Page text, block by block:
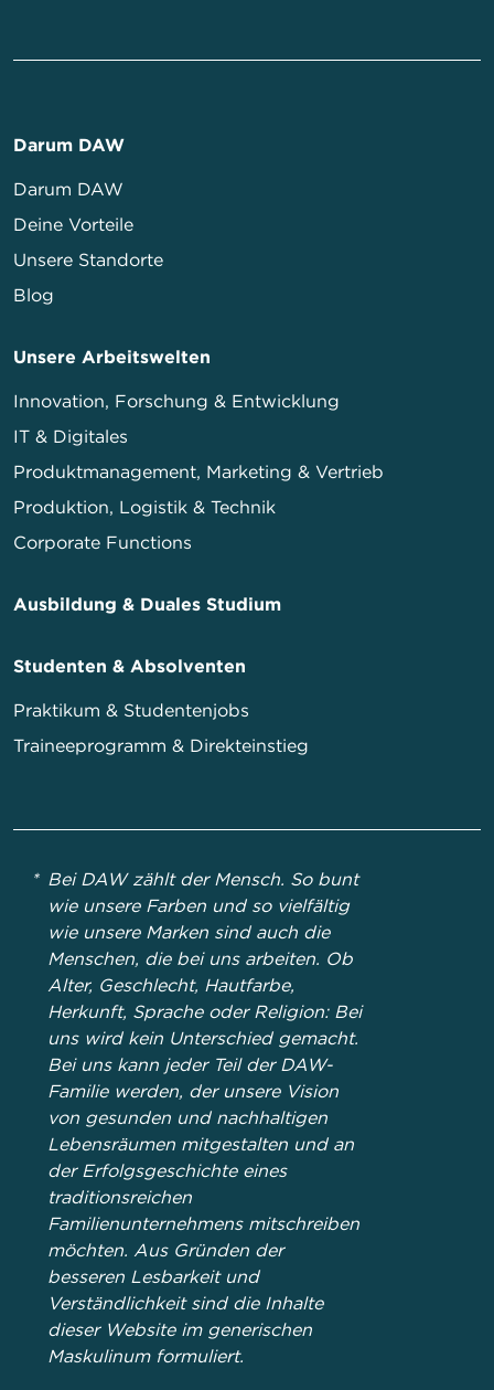
Darum DAW
Darum DAW
Deine Vorteile
Unsere Standorte
Blog
Unsere Arbeitswelten
Innovation, Forschung & Entwicklung
IT & Digitales
Produktmanagement, Marketing & Vertrieb
Produktion, Logistik & Technik
Corporate Functions
Ausbildung & Duales Studium
Studenten & Absolventen
Praktikum & Studentenjobs
Traineeprogramm & Direkteinstieg
Bei DAW zählt der Mensch. So bunt
wie unsere Farben und so vielfältig
wie unsere Marken sind auch die
Menschen, die bei uns arbeiten. Ob
Alter, Geschlecht, Hautfarbe,
Herkunft, Sprache oder Religion: Bei
uns wird kein Unterschied gemacht.
Bei uns kann jeder Teil der DAW-
Familie werden, der unsere Vision
von gesunden und nachhaltigen
Lebensräumen mitgestalten und an
der Erfolgsgeschichte eines
traditionsreichen
Familienunternehmens mitschreiben
möchten. Aus Gründen der
besseren Lesbarkeit und
Verständlichkeit sind die Inhalte
dieser Website im generischen
Maskulinum formuliert.